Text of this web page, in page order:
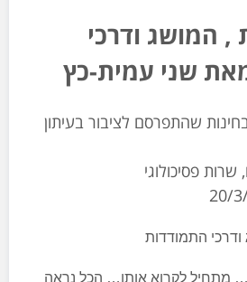
, המושג ודרכי
שני עמית-כץ
שהתפרסם לציבור בעיתון
פסיכולוגי
התמודדות
מתחיל לקרוא אותו… הכל נראה